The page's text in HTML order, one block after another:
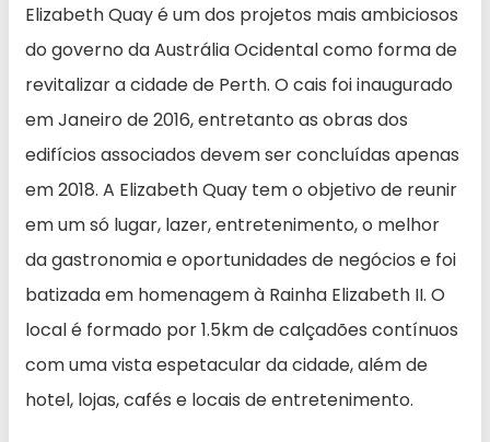
Elizabeth Quay é um dos projetos mais ambiciosos
do governo da Austrália Ocidental como forma de
revitalizar a cidade de Perth. O cais foi inaugurado
em Janeiro de 2016, entretanto as obras dos
edifícios associados devem ser concluídas apenas
em 2018. A Elizabeth Quay tem o objetivo de reunir
em um só lugar, lazer, entretenimento, o melhor
da gastronomia e oportunidades de negócios e foi
batizada em homenagem à Rainha Elizabeth II. O
local é formado por 1.5km de calçadões contínuos
com uma vista espetacular da cidade, além de
hotel, lojas, cafés e locais de entretenimento.